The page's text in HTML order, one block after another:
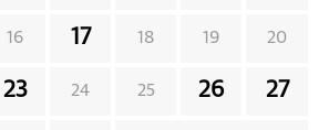
16 17 18 19 20
23 24 25 26 27